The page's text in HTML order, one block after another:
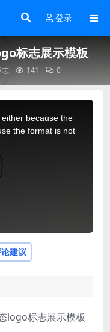
登录
标志展示模板
志 141 0
because the
the format is not
建议
logo标志展示模板